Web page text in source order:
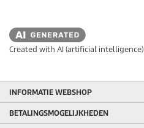
Created with AI (artificial intelligence)
INFORMATIE WEBSHOP
BETALINGSMOGELIJKHEDEN